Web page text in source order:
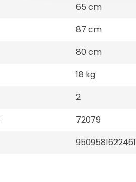
65 cm
87 cm
80 cm
18 kg
2
72079
9509581622461